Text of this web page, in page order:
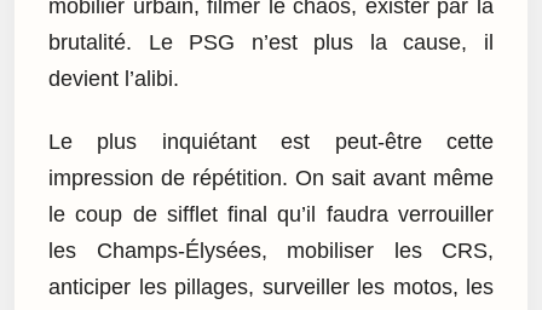
mobilier urbain, filmer le chaos, exister par la
brutalité. Le PSG n’est plus la cause, il
devient l’alibi.
Le plus inquiétant est peut-être cette
impression de répétition. On sait avant même
le coup de sifflet final qu’il faudra verrouiller
les Champs-Élysées, mobiliser les CRS,
anticiper les pillages, surveiller les motos, les